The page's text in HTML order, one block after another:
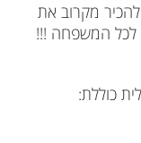
מקרוב את
לכל המשפחה !!!
כוללת: